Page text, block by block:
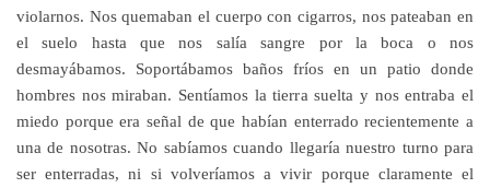
violarnos. Nos quemaban el cuerpo con cigarros, nos pateaban en
el suelo hasta que nos salía sangre por la boca o nos
desmayábamos. Soportábamos baños fríos en un patio donde
hombres nos miraban. Sentíamos la tierra suelta y nos entraba el
miedo porque era señal de que habían enterrado recientemente a
una de nosotras. No sabíamos cuando llegaría nuestro turno para
ser enterradas, ni si volveríamos a vivir porque claramente el